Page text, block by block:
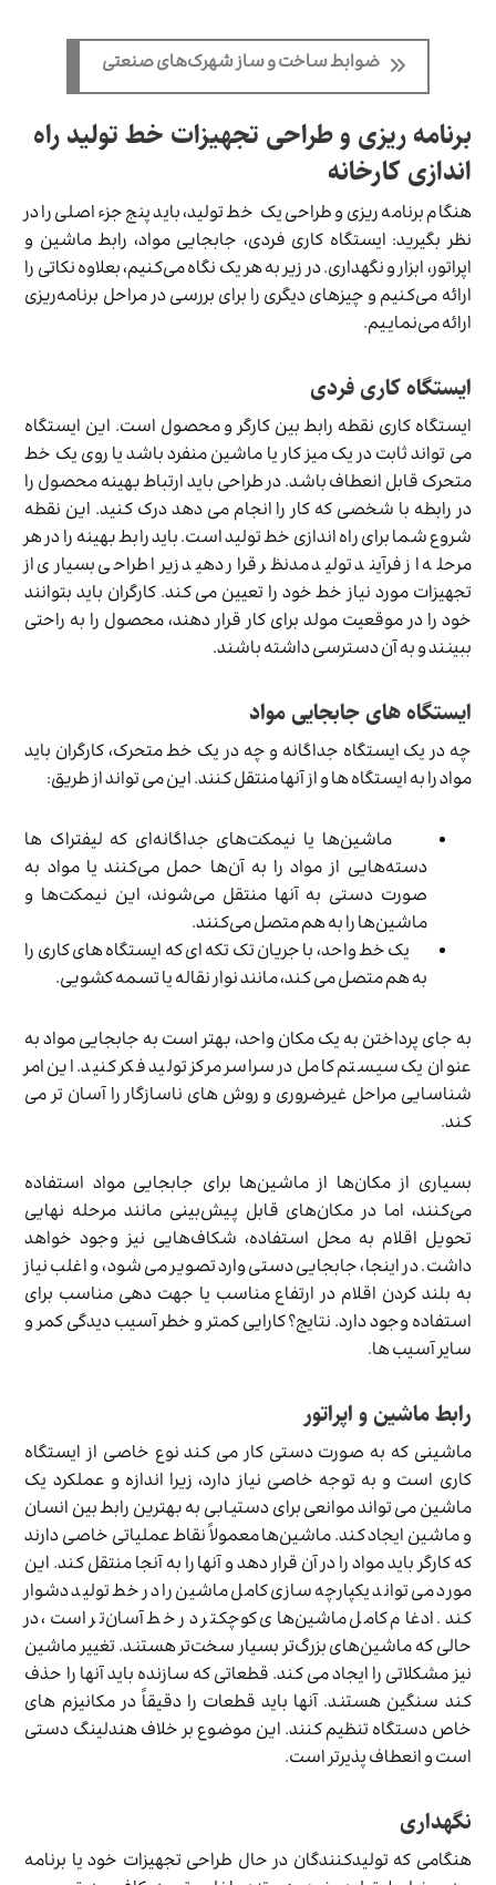
ضوابط ساخت و ساز شهرک‌های صنعتی
برنامه ریزی و طراحی تجهیزات خط تولید راه
اندازی کارخانه
هنگام برنامه ریزی و طراحی یک خط تولید، باید پنج جزء اصلی را در
نظر بگیرید: ایستگاه کاری فردی، جابجایی مواد، رابط ماشین و
اپراتور، ابزار و نگهداری. در زیر به هر یک نگاه می‌کنیم، بعلاوه نکاتی را
ارائه می‌کنیم و چیزهای دیگری را برای بررسی در مراحل برنامه‌ریزی
ارائه می‌نماییم.
ایستگاه کاری فردی
ایستگاه کاری نقطه رابط بین کارگر و محصول است. این ایستگاه
می تواند ثابت در یک میز کار یا ماشین منفرد باشد یا روی یک خط
متحرک قابل انعطاف باشد. در طراحی باید ارتباط بهینه محصول را
در رابطه با شخصی که کار را انجام می دهد درک کنید. این نقطه
شروع شما برای راه اندازی خط تولید است. باید رابط بهینه را در هر
مرحله از فرآیند تولید مدنظر قرار دهید زیرا طراحی بسیاری از
تجهیزات مورد نیاز خط خود را تعیین می کند. کارگران باید بتوانند
خود را در موقعیت مولد برای کار قرار دهند، محصول را به راحتی
ببینند و به آن دسترسی داشته باشند.
ایستگاه های جابجایی مواد
چه در یک ایستگاه جداگانه و چه در یک خط متحرک، کارگران باید
مواد را به ایستگاه ها و از آنها منتقل کنند. این می تواند از طریق:
ماشین‌ها یا نیمکت‌های جداگانه‌ای که لیفتراک ها
دسته‌هایی از مواد را به آن‌ها حمل می‌کنند یا مواد به
صورت دستی به آنها منتقل می‌شوند، این نیمکت‌ها و
ماشین‌ها را به هم متصل می‌کنند.
یک خط واحد، با جریان تک تکه ای که ایستگاه های کاری را
به هم متصل می کند، مانند نوار نقاله یا تسمه کشویی.
به جای پرداختن به یک مکان واحد، بهتر است به جابجایی مواد به
عنوان یک سیستم کامل در سراسر مرکز تولید فکر کنید. این امر
شناسایی مراحل غیرضروری و روش های ناسازگار را آسان تر می
کند.
بسیاری از مکان‌ها از ماشین‌ها برای جابجایی مواد استفاده
می‌کنند، اما در مکان‌های قابل پیش‌بینی مانند مرحله نهایی
تحویل اقلام به محل استفاده، شکاف‌هایی نیز وجود خواهد
داشت. در اینجا، جابجایی دستی وارد تصویر می شود، و اغلب نیاز
به بلند کردن اقلام در ارتفاع مناسب یا جهت دهی مناسب برای
استفاده وجود دارد. نتایج؟ کارایی کمتر و خطر آسیب دیدگی کمر و
سایر آسیب ها.
رابط ماشین و اپراتور
ماشینی که به صورت دستی کار می کند نوع خاصی از ایستگاه
کاری است و به توجه خاصی نیاز دارد، زیرا اندازه و عملکرد یک
ماشین می تواند موانعی برای دستیابی به بهترین رابط بین انسان
و ماشین ایجاد کند. ماشین‌ها معمولاً نقاط عملیاتی خاصی دارند
که کارگر باید مواد را در آن قرار دهد و آنها را به آنجا منتقل کند. این
مورد می تواند یکپارچه سازی کامل ماشین را در خط تولید دشوار
کند. ادغام کامل ماشین‌های کوچکتر در خط آسان‌تر است، در
حالی که ماشین‌های بزرگ‌تر بسیار سخت‌تر هستند. تغییر ماشین
نیز مشکلاتی را ایجاد می کند. قطعاتی که سازنده باید آنها را حذف
کند سنگین هستند. آنها باید قطعات را دقیقاً در مکانیزم های
خاص دستگاه تنظیم کنند. این موضوع بر خلاف هندلینگ دستی
است و انعطاف پذیرتر است.
نگهداری
هنگامی که تولیدکنندگان در حال طراحی تجهیزات خود یا برنامه